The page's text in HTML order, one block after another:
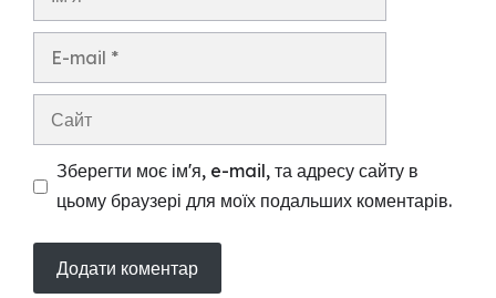
Сайт
Зберегти моє ім'я, e-mail, та адресу сайту в
цьому браузері для моїх подальших коментарів.